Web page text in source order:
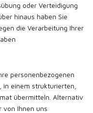
oder Verteidigung
hinaus haben Sie
die Verarbeitung Ihrer
personenbezogenen
einem strukturierten,
übermitteln. Alternativ
von Ihnen uns